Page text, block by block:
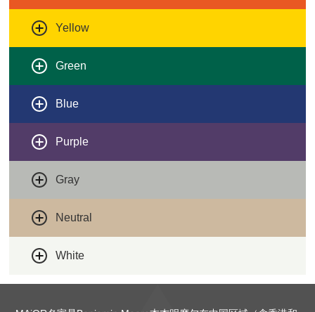
Yellow
Green
Blue
Purple
Gray
Neutral
White